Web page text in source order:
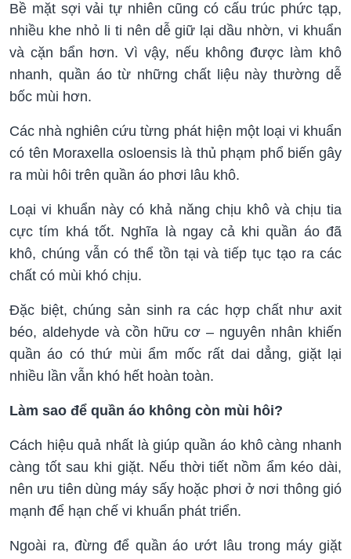
Bề mặt sợi vải tự nhiên cũng có cấu trúc phức tạp,
nhiều khe nhỏ li ti nên dễ giữ lại dầu nhờn, vi khuẩn
và cặn bẩn hơn. Vì vậy, nếu không được làm khô
nhanh, quần áo từ những chất liệu này thường dễ
bốc mùi hơn.
Các nhà nghiên cứu từng phát hiện một loại vi khuẩn
có tên Moraxella osloensis là thủ phạm phổ biến gây
ra mùi hôi trên quần áo phơi lâu khô.
Loại vi khuẩn này có khả năng chịu khô và chịu tia
cực tím khá tốt. Nghĩa là ngay cả khi quần áo đã
khô, chúng vẫn có thể tồn tại và tiếp tục tạo ra các
chất có mùi khó chịu.
Đặc biệt, chúng sản sinh ra các hợp chất như axit
béo, aldehyde và cồn hữu cơ – nguyên nhân khiến
quần áo có thứ mùi ẩm mốc rất dai dẳng, giặt lại
nhiều lần vẫn khó hết hoàn toàn.
Làm sao để quần áo không còn mùi hôi?
Cách hiệu quả nhất là giúp quần áo khô càng nhanh
càng tốt sau khi giặt. Nếu thời tiết nồm ẩm kéo dài,
nên ưu tiên dùng máy sấy hoặc phơi ở nơi thông gió
mạnh để hạn chế vi khuẩn phát triển.
Ngoài ra, đừng để quần áo ướt lâu trong máy giặt